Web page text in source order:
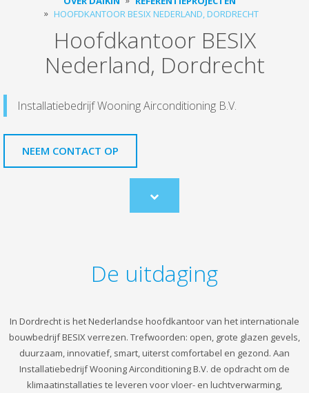
HOOFDKANTOOR BESIX NEDERLAND, DORDRECHT
Hoofdkantoor BESIX
Nederland, Dordrecht
Installatiebedrijf Wooning Airconditioning B.V.
NEEM CONTACT OP
Scroll
to
De uitdaging
In Dordrecht is het Nederlandse hoofdkantoor van het internationale
bouwbedrijfBESIX verrezen. Trefwoorden: open, grote glazen gevels,
duurzaam, innovatief, smart, uiterst comfortabel en gezond. Aan
Installatiebedrijf Wooning Airconditioning B.V. de opdracht om de
klimaatinstallaties te leveren voor vloer- en luchtverwarming,